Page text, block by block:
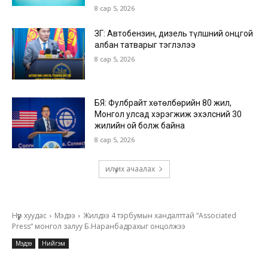
8 сар 5, 2026
ЗГ: Автобензин, дизель түлшний онцгой
албан татварыг тэглэлээ
8 сар 5, 2026
БЯ: Фулбрайт хөтөлбөрийн 80 жил,
Монгол улсад хэрэгжиж эхэлсний 30
жилийн ой болж байна
8 сар 5, 2026
илүү их ачаалах